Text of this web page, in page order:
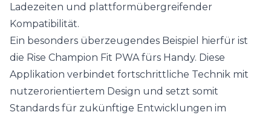
Ladezeiten und plattformübergreifender
Kompatibilität.
Ein besonders überzeugendes Beispiel hierfür ist
die Rise Champion Fit PWA fürs Handy. Diese
Applikation verbindet fortschrittliche Technik mit
nutzerorientiertem Design und setzt somit
Standards für zukünftige Entwicklungen im